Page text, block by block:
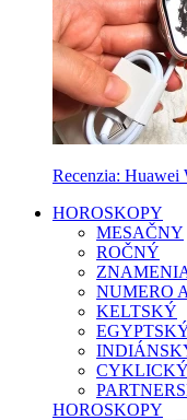
Recenzia: Huawei
HOROSKOPY
MESAČNY
ROČNÝ
NUMERO
KELTSKÝ
CYKLICKÝ
HOROSKOPY